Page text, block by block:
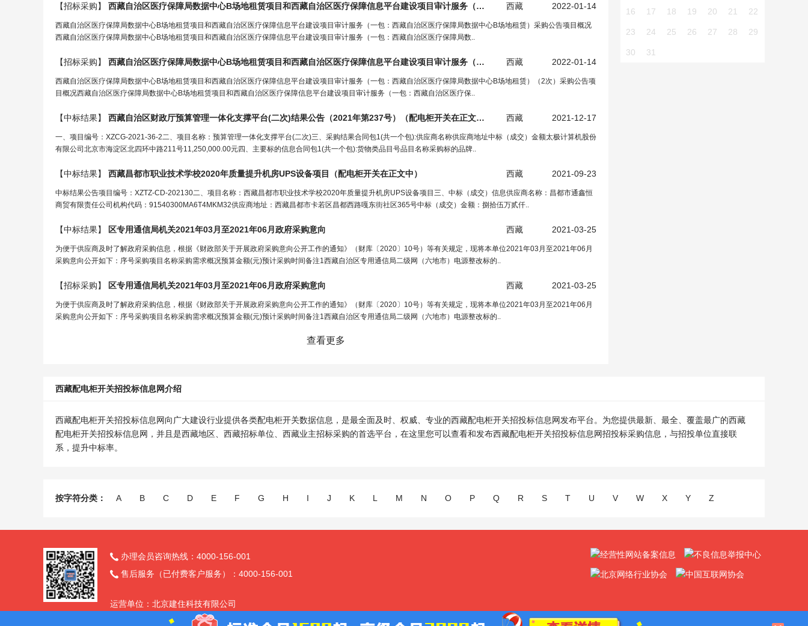
【招标采购】 西藏自治区医疗保障局数据中心B场地租赁项目和西藏自治区医疗保障信息平台建设项目审计服务（一包：西藏自治区医疗保障局数据中心B场地租赁） 采购公告（ 西藏 2022-01-14
西藏自治区医疗保障局数据中心B场地租赁项目和西藏自治区医疗保障信息平台建设项目审计服务（一包：西藏自治区医疗保障局数据中心B场地租赁）采购公告项目概况
西藏自治区医疗保障局数据中心B场地租赁项目和西藏自治区医疗保障信息平台建设项目审计服务（一包：西藏自治区医疗保障局数..
【招标采购】 西藏自治区医疗保障局数据中心B场地租赁项目和西藏自治区医疗保障信息平台建设项目审计服务（一包：西藏自治区医疗保障局数据中心B场地租赁）（2次）采购公告（ 西藏 2022-01-14
西藏自治区医疗保障局数据中心B场地租赁项目和西藏自治区医疗保障信息平台建设项目审计服务（一包：西藏自治区医疗保障局数据中心B场地租赁）（2次）采购公告项
目概况西藏自治区医疗保障局数据中心B场地租赁项目和西藏自治区医疗保障信息平台建设项目审计服务（一包：西藏自治区医疗保..
【中标结果】 西藏自治区财政厅预算管理一体化支撑平台(二次)结果公告（2021年第237号）（配电柜开关在正文中） 西藏 2021-12-17
一、项目编号：XZCG-2021-36-2二、项目名称：预算管理一体化支撑平台(二次)三、采购结果合同包1(共一个包):供应商名称供应商地址中标（成交）金额太极计算机股份
有限公司北京市海淀区北四环中路211号11,250,000.00元四、主要标的信息合同包1(共一个包):货物类品目号品目名称采购标的品牌..
【中标结果】 西藏昌都市职业技术学校2020年质量提升机房UPS设备项目（配电柜开关在正文中） 西藏 2021-09-23
中标结果公告项目编号：XZTZ-CD-202130二、项目名称：西藏昌都市职业技术学校2020年质量提升机房UPS设备项目三、中标（成交）信息供应商名称：昌都市通鑫恒
商贸有限责任公司机构代码：91540300MA6T4MKM32供应商地址：西藏昌都市卡若区昌都西路嘎东街社区365号中标（成交）金额：捌拾伍万贰仟..
【中标结果】 区专用通信局机关2021年03月至2021年06月政府采购意向 西藏 2021-03-25
为便于供应商及时了解政府采购信息，根据《财政部关于开展政府采购意向公开工作的通知》（财库〔2020〕10号）等有关规定，现将本单位2021年03月至2021年06月
采购意向公开如下：序号采购项目名称采购需求概况预算金额(元)预计采购时间备注1西藏自治区专用通信局二级网（六地市）电源整改标的..
【招标采购】 区专用通信局机关2021年03月至2021年06月政府采购意向 西藏 2021-03-25
为便于供应商及时了解政府采购信息，根据《财政部关于开展政府采购意向公开工作的通知》（财库〔2020〕10号）等有关规定，现将本单位2021年03月至2021年06月
采购意向公开如下：序号采购项目名称采购需求概况预算金额(元)预计采购时间备注1西藏自治区专用通信局二级网（六地市）电源整改标的..
查看更多
16 17 18 19 20 21 22
23 24 25 26 27 28 29
30 31
西藏配电柜开关招投标信息网介绍
西藏配电柜开关招投标信息网向广大建设行业提供各类配电柜开关数据信息，是最全面及时、权威、专业的西藏配电柜开关招投标信息网发布平台。为您提供最新、最全、覆盖最广的西藏
配电柜开关招投标信息网，并且是西藏地区、西藏招标单位、西藏业主招标采购的首选平台，在这里您可以查看和发布西藏配电柜开关招投标信息网招投标采购信息，与招投单位直接联
系，提升中标率。
按字符分类： A B C D E F G H I J K L M N O P Q R S T U V W X Y Z
 办理会员咨询热线：4000-156-001
 售后服务（已付费客户服务）：4000-156-001
运营单位：北京建住科技有限公司
备案号：京ICP备14002819号 京公网安备11011102001128 版权所有：北京建住科技有限公司